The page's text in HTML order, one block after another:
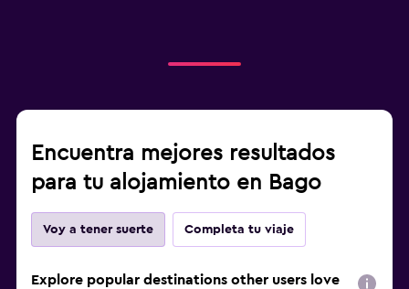
Encuentra mejores resultados
para tu alojamiento en Bago
Voy a tener suerte Completa tu viaje
Explore popular destinations other users love